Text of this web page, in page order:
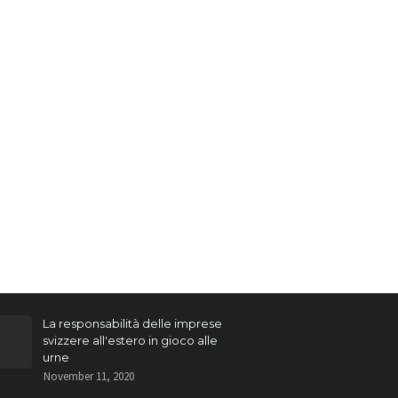
La responsabilità delle imprese
svizzere all'estero in gioco alle
urne
November 11, 2020